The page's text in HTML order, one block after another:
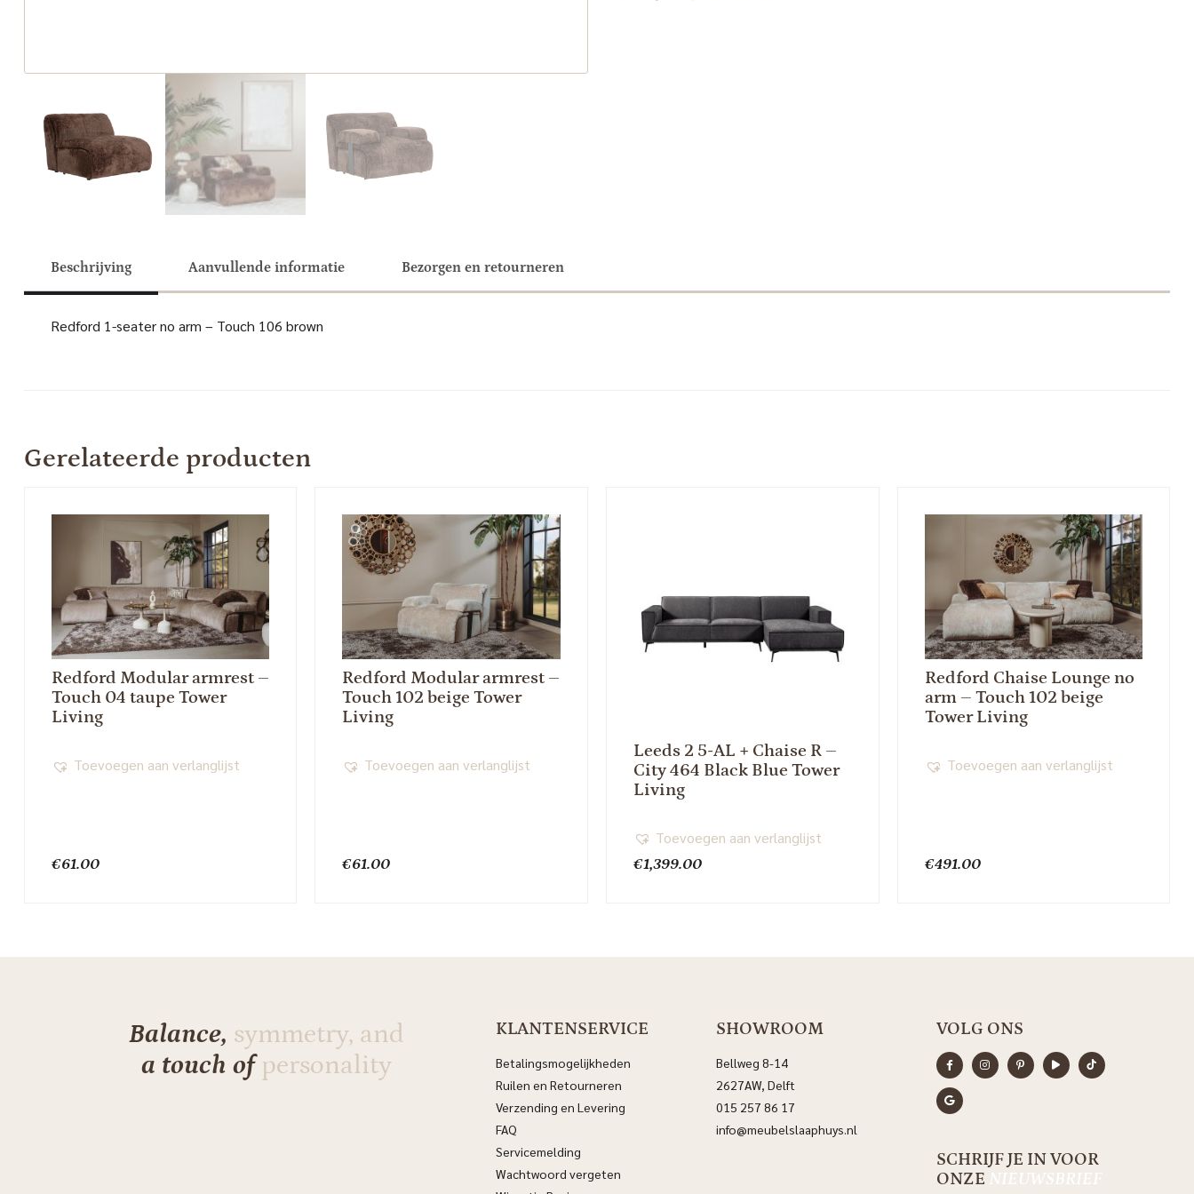
Beschrijving Aanvullende informatie Bezorgen en retourneren
Redford 1-seater no arm – Touch 106 brown
Gerelateerde producten
Redford Modular armrest –
Touch 04 taupe Tower
Living
€61.00
Toevoegen aan verlanglijst
Redford Modular armrest –
Touch 102 beige Tower
Living
€61.00
Toevoegen aan verlanglijst
Leeds 2 5-AL + Chaise R –
City 464 Black Blue Tower
Living
€1,399.00
Toevoegen aan verlanglijst
Redford Chaise Lounge no
arm – Touch 102 beige
Tower Living
€491.00
Toevoegen aan verlanglijst
Balance, symmetry, and
a touch ofpersonality
KLANTENSERVICE
Betalingsmogelijkheden
Ruilen en Retourneren
Verzending en Levering
FAQ
Servicemelding
Wachtwoord vergeten
SHOWROOM
Bellweg 8-14
2627AW, Delft
015 257 86 17
info@meubelslaaphuys.nl
VOLG ONS
SCHRIJF JE IN VOOR
ONZE NIEUWSBRIEF